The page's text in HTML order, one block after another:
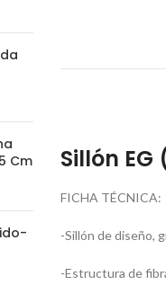
Cm
Sillón
FICHA TÉCNICA:
-Sillón de diseño,
-Estructura de